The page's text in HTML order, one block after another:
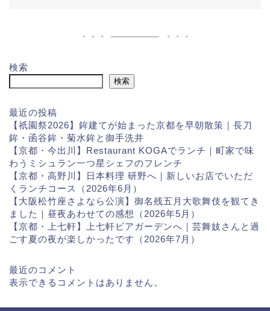
検索
検索
最近の投稿
【祇園祭2026】鉾建てが始まった京都を早朝散策｜長刀
鉾・函谷鉾・菊水鉾と御手洗井
【京都・今出川】Restaurant KOGAでランチ｜町家で味
わうミシュラン一つ星シェフのフレンチ
【京都・高野川】日本料理 研野へ｜新しいお店でいただ
くランチコース（2026年6月）
【大阪松竹座さよなら公演】御名残五月大歌舞伎を観てき
ました｜昼夜あわせての感想（2026年5月）
【京都・上七軒】上七軒ビアガーデンへ｜芸舞妓さんと過
ごす夏の夜が楽しかったです（2026年7月）
最近のコメント
表示できるコメントはありません。